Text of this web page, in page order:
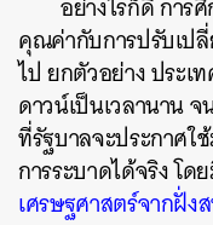
คุณค่ากับการปรับเป
ไป ยกตัวอย่าง ประเ
ดาวน์เป็นเวลานาน
ที่รัฐบาลจะประกาศใ
การระบาดได้จริง โด
เศรษฐศาสตร์จากฝั่